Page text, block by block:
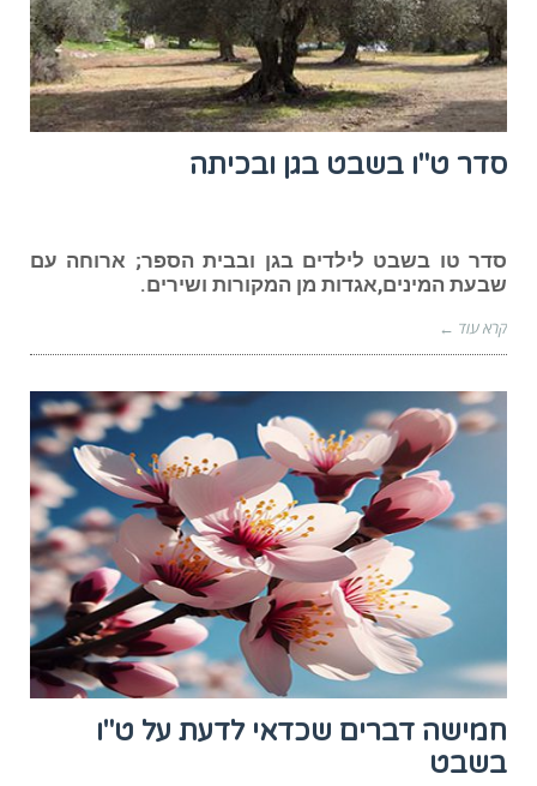
סדר ט"ו בשבט בגן ובכיתה
סדר טו בשבט לילדים בגן ובבית הספר; ארוחה עם
שבעת המינים,אגדות מן המקורות ושירים.
קרא עוד ←
חמישה דברים שכדאי לדעת על ט"ו
בשבט